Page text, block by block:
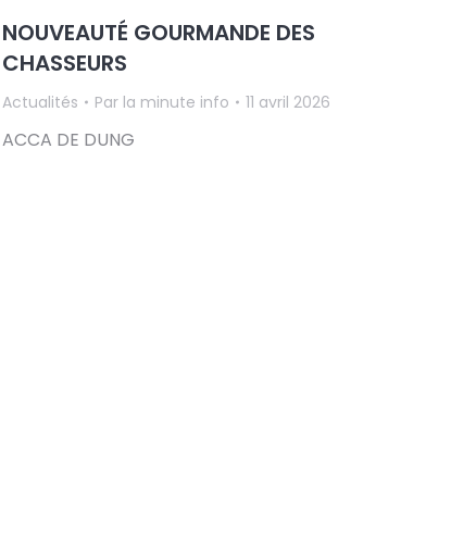
NOUVEAUTÉ GOURMANDE DES
CHASSEURS
Actualités Par la minute info 11 avril 2026
ACCA DE DUNG